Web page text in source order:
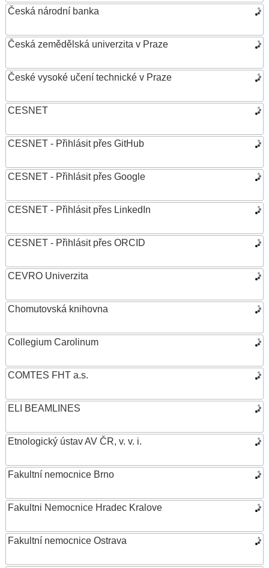
Česká národní banka
Česká zemědělská univerzita v Praze
České vysoké učení technické v Praze
CESNET
CESNET - Přihlásit přes GitHub
CESNET - Přihlásit přes Google
CESNET - Přihlásit přes LinkedIn
CESNET - Přihlásit přes ORCID
CEVRO Univerzita
Chomutovská knihovna
Collegium Carolinum
COMTES FHT a.s.
ELI BEAMLINES
Etnologický ústav AV ČR, v. v. i.
Fakultní nemocnice Brno
Fakultni Nemocnice Hradec Kralove
Fakultní nemocnice Ostrava